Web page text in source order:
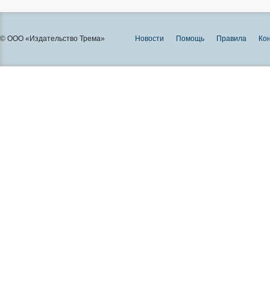
© ООО «Издательство Трема» Новости Помощь Правила